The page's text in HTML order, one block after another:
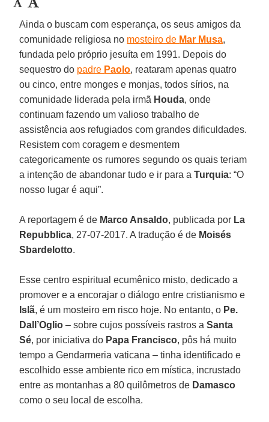
Ainda o buscam com esperança, os seus amigos da
comunidade religiosa no mosteiro de Mar Musa,
fundada pelo próprio jesuíta em 1991. Depois do
sequestro do padre Paolo, reataram apenas quatro
ou cinco, entre monges e monjas, todos sírios, na
comunidade liderada pela irmã Houda, onde
continuam fazendo um valioso trabalho de
assistência aos refugiados com grandes dificuldades.
Resistem com coragem e desmentem
categoricamente os rumores segundo os quais teriam
a intenção de abandonar tudo e ir para aTurquia: “O
nosso lugar é aqui”.
A reportagem é de Marco Ansaldo, publicada por La
Repubblica, 27-07-2017. A tradução é de Moisés
Sbardelotto.
Esse centro espiritual ecumênico misto, dedicado a
promover e a encorajar o diálogo entre cristianismo e
Islã, é um mosteiro em risco hoje. No entanto, o Pe.
Dall’Oglio – sobre cujos possíveis rastros aSanta
Sé, por iniciativa do Papa Francisco, pôs há muito
tempo a Gendarmeria vaticana – tinha identificado e
escolhido esse ambiente rico em mística, incrustado
entre as montanhas a 80 quilômetros de Damasco
como o seu local de escolha.